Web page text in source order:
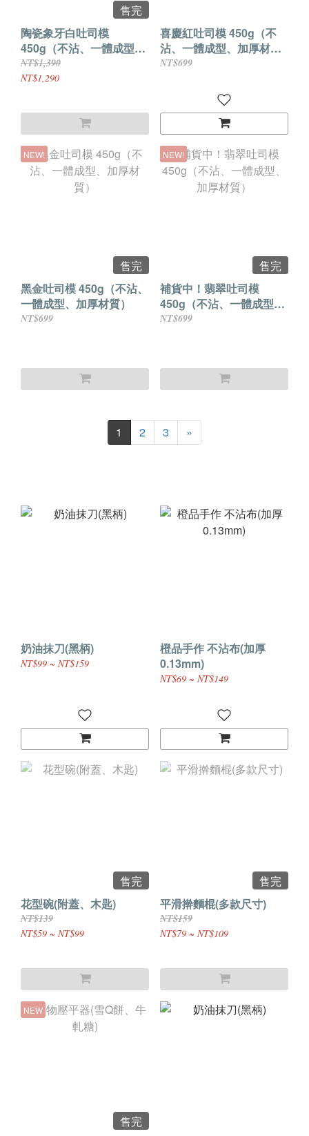
售完
陶瓷象牙白吐司模
450g（不沾、一體成型、
加厚材質）
NT$1,390
NT$1,290
喜慶紅吐司模 450g（不
沾、一體成型、加厚材
質）
NT$699
NEW!
售完
黑金吐司模 450g（不沾、
一體成型、加厚材質）
NT$699
NEW!
售完
補貨中！翡翠吐司模
450g（不沾、一體成型、
加厚材質）
NT$699
1 2 3 »
奶油抹刀(黑柄)
NT$99 ~ NT$159
橙品手作 不沾布(加厚
0.13mm)
NT$69 ~ NT$149
售完
花型碗(附蓋、木匙)
NT$139
NT$59 ~ NT$99
售完
平滑擀麵棍(多款尺寸)
NT$159
NT$79 ~ NT$109
NEW
售完